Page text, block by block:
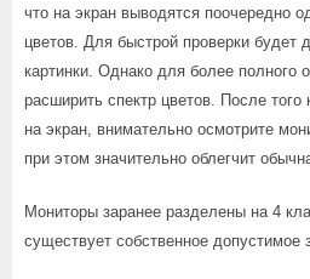
что на экран выводятся поочередно
цветов. Для быстрой проверки будет
картинки. Однако для более полного
расширить спектр цветов. После
на экран, внимательно осмотрите
при этом значительно облегчит
Мониторы заранее разделены на 4
существует собственное допустимое